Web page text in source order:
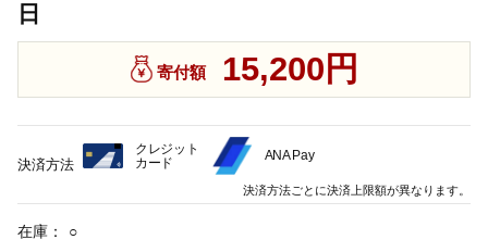
日
寄付額 15,200円
在庫： ○
決済方法
クレジット
カード
ANA Pay
決済方法ごとに決済上限額が異なります。